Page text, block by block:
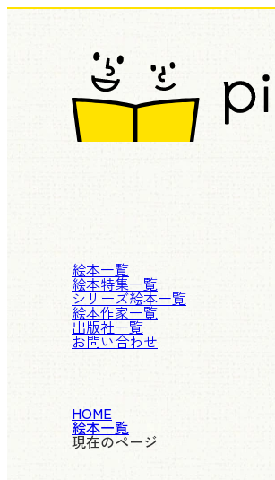
絵本一覧
絵本特集一覧
シリーズ絵本一覧
絵本作家一覧
出版社一覧
お問い合わせ
HOME
絵本一覧
現在のページ